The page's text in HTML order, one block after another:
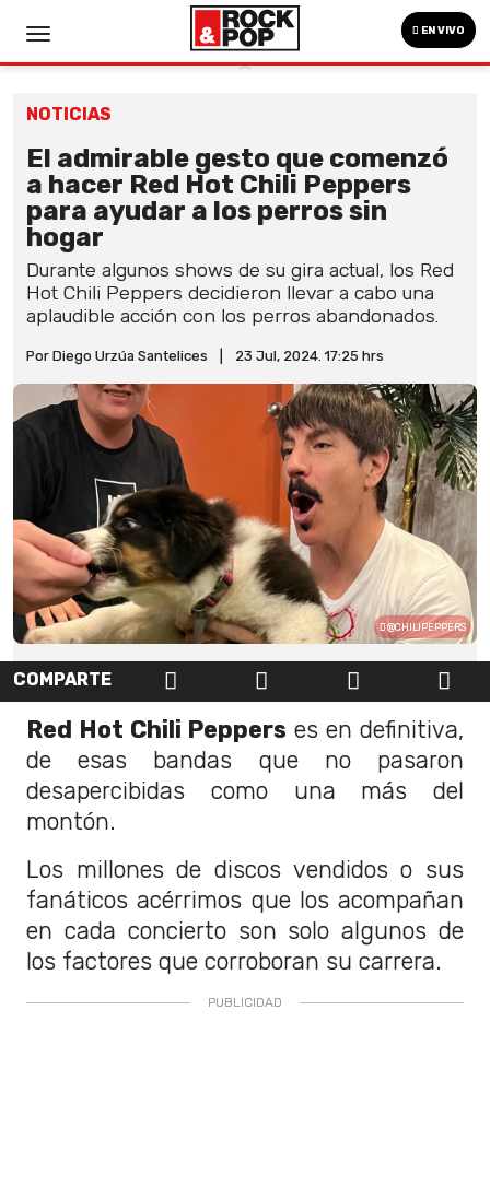
EN VIVO
NOTICIAS
El admirable gesto que comenzó
a hacer Red Hot Chili Peppers
para ayudar a los perros sin
hogar
Durante algunos shows de su gira actual, los Red
Hot Chili Peppers decidieron llevar a cabo una
aplaudible acción con los perros abandonados.
Por Diego Urzúa Santelices 23 Jul, 2024. 17:25 hrs
@CHILIPEPPERS
COMPARTE
Red Hot Chili Peppers es en definitiva,
de esas bandas que no pasaron
desapercibidas como una más del
montón.
Los millones de discos vendidos o sus
fanáticos acérrimos que los acompañan
en cada concierto son solo algunos de
los factores que corroboran su carrera.